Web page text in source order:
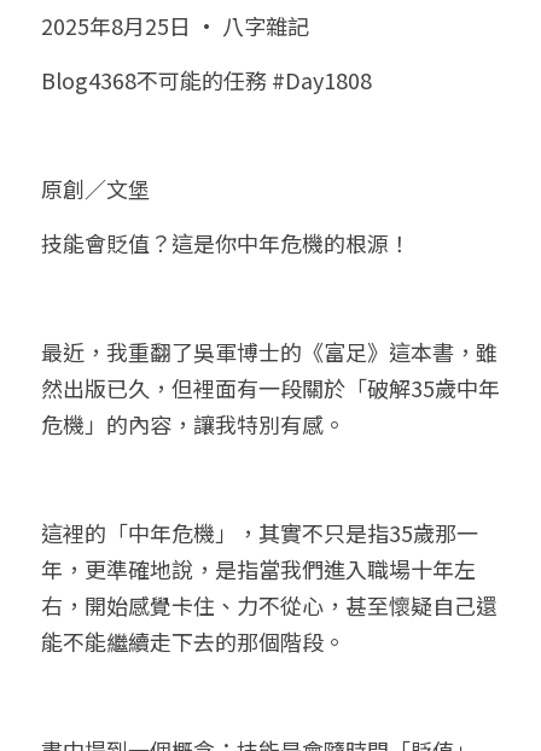
心靈成長
人氣最高
臉書生活
好書推廌
團隊訓練營
八字視頻
線上直播
自我挑戰
八字初階班1
八字初階班2
八字中階班
八字高階班
五行計算初階班
五行計算高階班
命理商城
八字完整班
科學八字推理PDF
八字批命
我的著作
科學八字推理2
科學八字推理3
輕鬆學會科學八字推理
批命預約
上課預約
FB粉絲頁
登錄/註冊
搜索
繁體中文
0938617837
support@p8zicourse.com
五行八字線上班
2025年8月25日 · 八字雜記
Blog4368不可能的任務 #Day1808
原創／文堡
技能會貶值？這是你中年危機的根源！
最近，我重翻了吳軍博士的《富足》這本書，雖
然出版已久，但裡面有一段關於「破解35歲中年
危機」的內容，讓我特別有感。
這裡的「中年危機」，其實不只是指35歲那一
年，更準確地說，是指當我們進入職場十年左
右，開始感覺卡住、力不從心，甚至懷疑自己還
能不能繼續走下去的那個階段。